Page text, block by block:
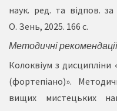
наук. ред. та відпов.
О. Зень, 2025. 166 с.
Методичні рекомендації
Колоквіум з
(фортепіано)».
вищих мистецьких